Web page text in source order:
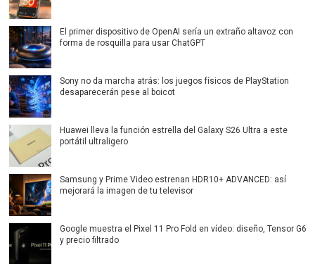
El primer dispositivo de OpenAI sería un extraño altavoz con
forma de rosquilla para usar ChatGPT
Sony no da marcha atrás: los juegos físicos de PlayStation
desaparecerán pese al boicot
Huawei lleva la función estrella del Galaxy S26 Ultra a este
portátil ultraligero
Samsung y Prime Video estrenan HDR10+ ADVANCED: así
mejorará la imagen de tu televisor
Google muestra el Pixel 11 Pro Fold en vídeo: diseño, Tensor G6
y precio filtrado